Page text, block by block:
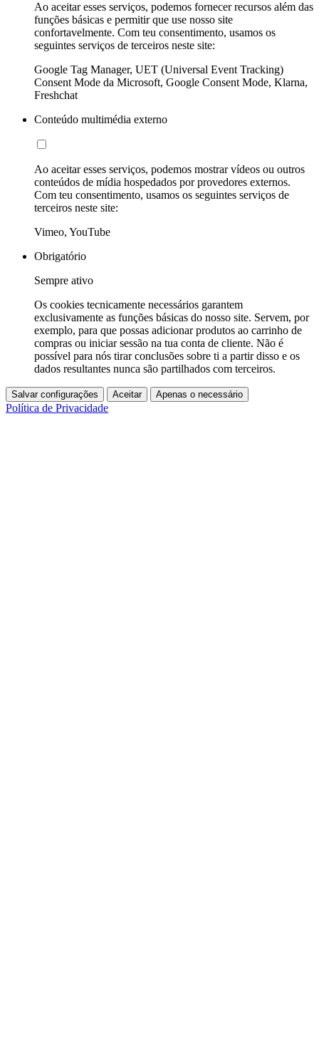
Ao aceitar esses serviços, podemos fornecer recursos além das
funções básicas e permitir que use nosso site
confortavelmente. Com teu consentimento, usamos os
seguintes serviços de terceiros neste site:
Google Tag Manager, UET (Universal Event Tracking)
Consent Mode da Microsoft, Google Consent Mode, Klarna,
Freshchat
Conteúdo multimédia externo
Ao aceitar esses serviços, podemos mostrar vídeos ou outros
conteúdos de mídia hospedados por provedores externos.
Com teu consentimento, usamos os seguintes serviços de
terceiros neste site:
Vimeo, YouTube
Obrigatório
Sempre ativo
Os cookies tecnicamente necessários garantem
exclusivamente as funções básicas do nosso site. Servem, por
exemplo, para que possas adicionar produtos ao carrinho de
compras ou iniciar sessão na tua conta de cliente. Não é
possível para nós tirar conclusões sobre ti a partir disso e os
dados resultantes nunca são partilhados com terceiros.
Salvar configurações Aceitar Apenas o necessário
Política de Privacidade